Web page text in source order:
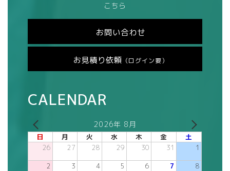
こちら
お問い合わせ
お見積り依頼 （ログイン要）
CALENDAR
2026年 8月
日 月 火 水 木 金 土
26 27 28 29 30 31 1
2 3 4 5 6 7 8